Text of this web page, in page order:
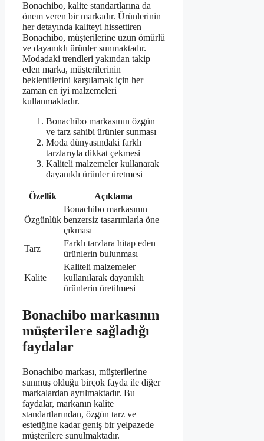
Bonachibo, kalite standartlarına da
önem veren bir markadır. Ürünlerinin
her detayında kaliteyi hissettiren
Bonachibo, müşterilerine uzun ömürlü
ve dayanıklı ürünler sunmaktadır.
Modadaki trendleri yakından takip
eden marka, müşterilerinin
beklentilerini karşılamak için her
zaman en iyi malzemeleri
kullanmaktadır.
Bonachibo markasının özgün
ve tarz sahibi ürünler sunması
Moda dünyasındaki farklı
tarzlarıyla dikkat çekmesi
Kaliteli malzemeler kullanarak
dayanıklı ürünler üretmesi
Özellik Açıklama
Özgünlük
Bonachibo markasının
benzersiz tasarımlarla öne
çıkması
Tarz
Farklı tarzlara hitap eden
ürünlerin bulunması
Kalite
Kaliteli malzemeler
kullanılarak dayanıklı
ürünlerin üretilmesi
Bonachibo markasının
müşterilere sağladığı
faydalar
Bonachibo markası, müşterilerine
sunmuş olduğu birçok fayda ile diğer
markalardan ayrılmaktadır. Bu
faydalar, markanın kalite
standartlarından, özgün tarz ve
estetiğine kadar geniş bir yelpazede
müşterilere sunulmaktadır.